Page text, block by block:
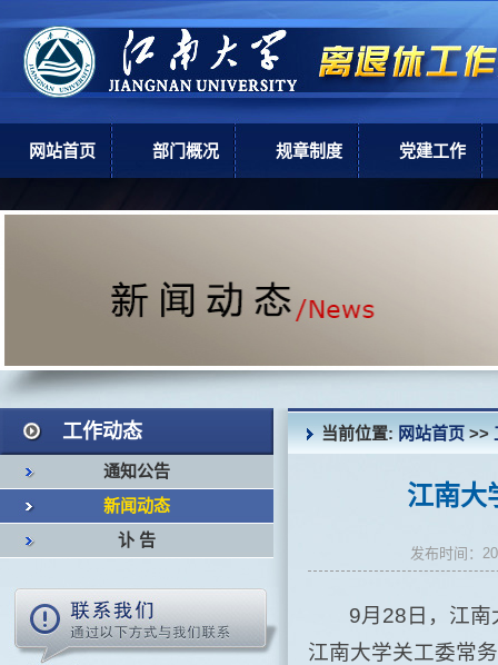
网站首页 部门概况
岗位职责
规章制度 党建工作
工作动态
通知公告
新闻动态
讣 告
当前位置:网站首页>>
江南大
发布时间：
9月28日，江
江南大学关工委常